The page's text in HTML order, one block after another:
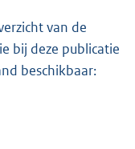
van de
bij deze publicatie
beschikbaar: